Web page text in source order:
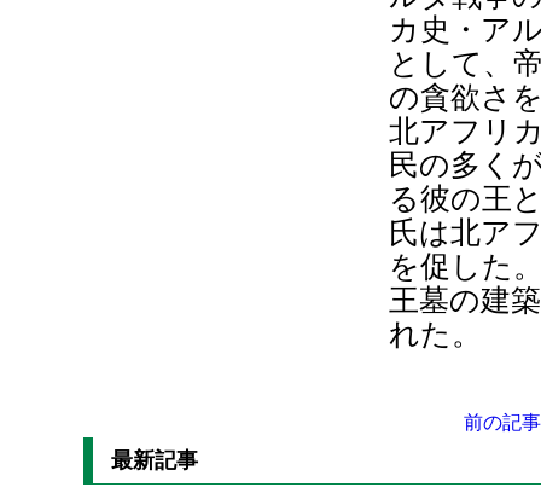
カ史・ア
として、
の貪欲さ
北アフリ
民の多く
る彼の王
氏は北ア
を促した
王墓の建
れた。
前の記事
最新記事